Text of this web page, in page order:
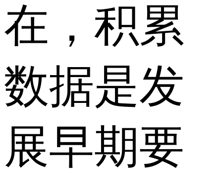
在，积累
数据是发
展早期要